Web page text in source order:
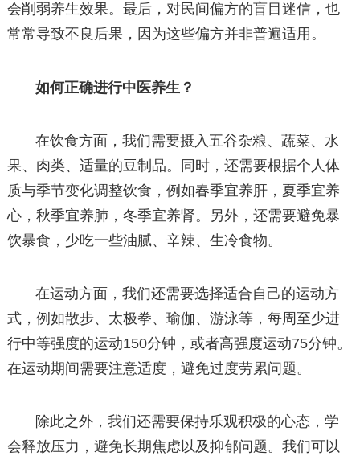
会削弱养生效果。最后，对民间偏方的盲目迷信，也
常常导致不良后果，因为这些偏方并非普遍适用。
如何正确进行中医养生？
在饮食方面，我们需要摄入五谷杂粮、蔬菜、水
果、肉类、适量的豆制品。同时，还需要根据个人体
质与季节变化调整饮食，例如春季宜养肝，夏季宜养
心，秋季宜养肺，冬季宜养肾。另外，还需要避免暴
饮暴食，少吃一些油腻、辛辣、生冷食物。
在运动方面，我们还需要选择适合自己的运动方
式，例如散步、太极拳、瑜伽、游泳等，每周至少进
行中等强度的运动150分钟，或者高强度运动75分钟。
在运动期间需要注意适度，避免过度劳累问题。
除此之外，我们还需要保持乐观积极的心态，学
会释放压力，避免长期焦虑以及抑郁问题。我们可以